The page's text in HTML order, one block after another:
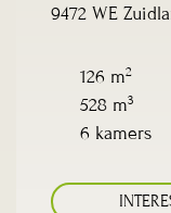
9472 WE
126 m2
528 m3
6 kamers